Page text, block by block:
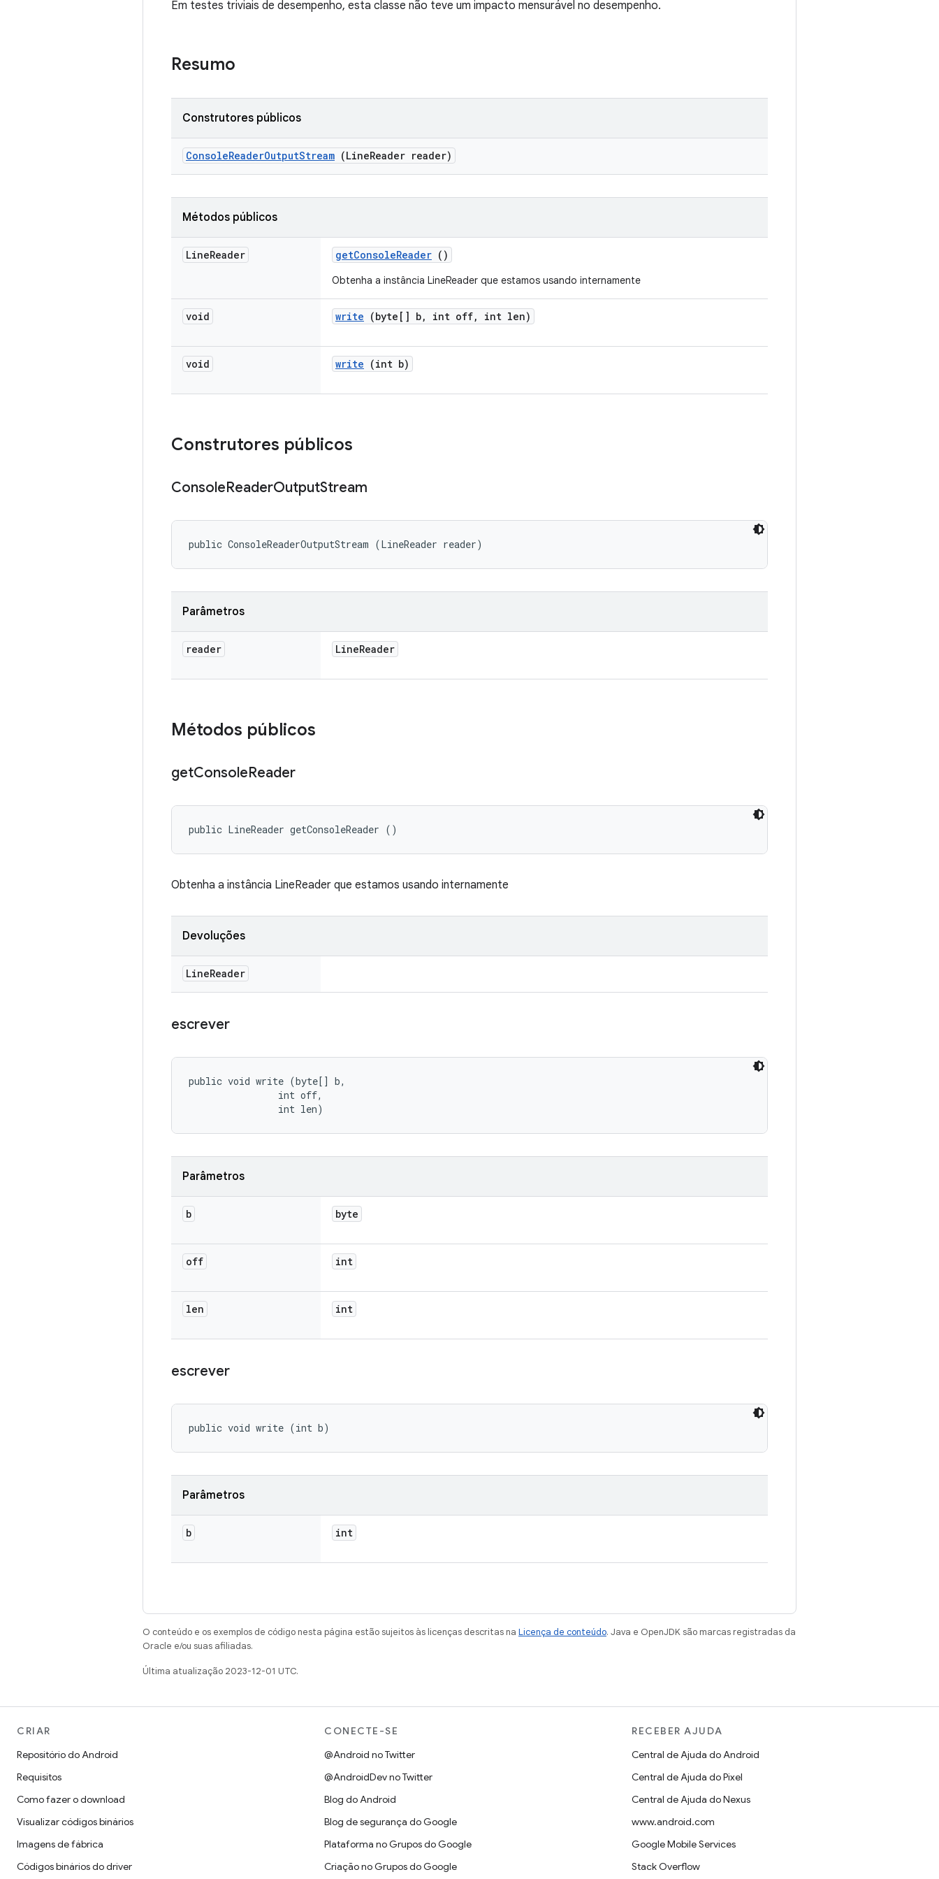
Em testes triviais de desempenho, esta classe não teve um impacto mensurável no desempenho.
Resumo
Construtores públicos
ConsoleReaderOutputStream (LineReader reader)
Métodos públicos
LineReader getConsoleReader ()
Obtenha a instância LineReader que estamos usando internamente
void write (byte[] b, int off, int len)
void write (int b)
Construtores públicos
ConsoleReaderOutputStream
public ConsoleReaderOutputStream (LineReader reader)
Parâmetros
reader LineReader
Métodos públicos
getConsoleReader
public LineReader getConsoleReader ()
Obtenha a instância LineReader que estamos usando internamente
Devoluções
LineReader
escrever
public void write (byte[] b,
                int off,
                int len)
Parâmetros
b byte
off int
len int
escrever
public void write (int b)
Parâmetros
b int
O conteúdo e os exemplos de código nesta página estão sujeitos às licenças descritas na Licença de conteúdo. Java e OpenJDK são marcas registradas da
Oracle e/ou suas afiliadas.
Última atualização 2023-12-01 UTC.
CRIAR
Repositório do Android
Requisitos
Como fazer o download
Visualizar códigos binários
Imagens de fábrica
Códigos binários do driver
CONECTE-SE
@Android no Twitter
@AndroidDev no Twitter
Blog do Android
Blog de segurança do Google
Plataforma no Grupos do Google
Criação no Grupos do Google
RECEBER AJUDA
Central de Ajuda do Android
Central de Ajuda do Pixel
Central de Ajuda do Nexus
www.android.com
Google Mobile Services
Stack Overflow